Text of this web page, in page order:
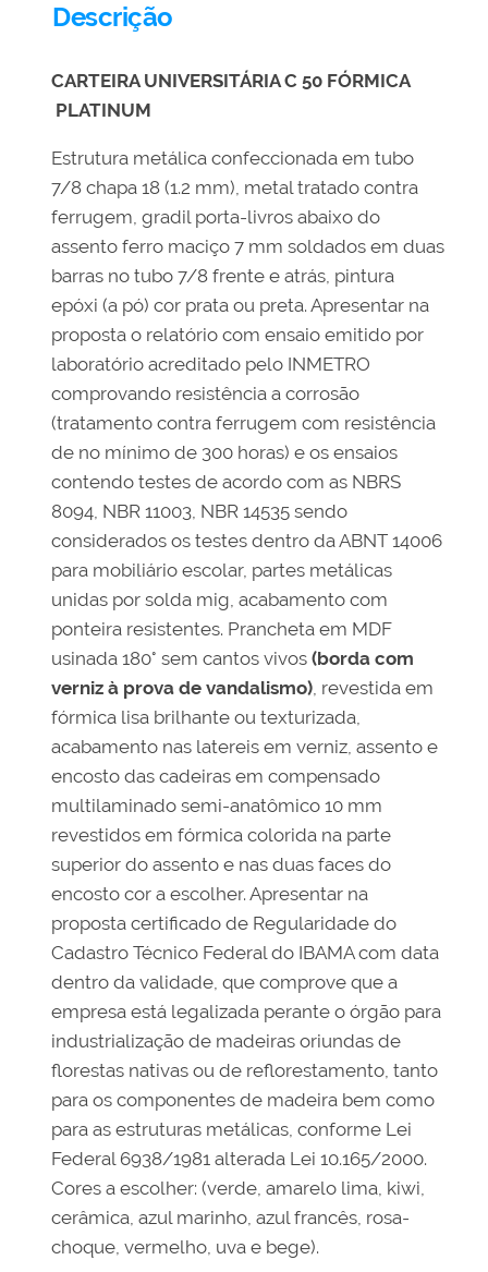
Descrição
CARTEIRA UNIVERSITÁRIA C 50 FÓRMICA
PLATINUM
Estrutura metálica confeccionada em tubo
7/8 chapa 18 (1.2 mm), metal tratado contra
ferrugem, gradil porta-livros abaixo do
assento ferro maciço 7 mm soldados em duas
barras no tubo 7/8 frente e atrás, pintura
epóxi (a pó) cor prata ou preta. Apresentar na
proposta o relatório com ensaio emitido por
laboratório acreditado pelo INMETRO
comprovando resistência a corrosão
(tratamento contra ferrugem com resistência
de no mínimo de 300 horas) e os ensaios
contendo testes de acordo com as NBRS
8094, NBR 11003, NBR 14535 sendo
considerados os testes dentro da ABNT 14006
para mobiliário escolar, partes metálicas
unidas por solda mig, acabamento com
ponteira resistentes. Prancheta em MDF
usinada 180° sem cantos vivos(borda com
verniz à prova de vandalismo), revestida em
fórmica lisa brilhante ou texturizada,
acabamento nas latereis em verniz, assento e
encosto das cadeiras em compensado
multilaminado semi-anatômico 10 mm
revestidos em fórmica colorida na parte
superior do assento e nas duas faces do
encosto cor a escolher. Apresentar na
proposta certificado de Regularidade do
Cadastro Técnico Federal do IBAMA com data
dentro da validade, que comprove que a
empresa está legalizada perante o órgão para
industrialização de madeiras oriundas de
florestas nativas ou de reflorestamento, tanto
para os componentes de madeira bem como
para as estruturas metálicas, conforme Lei
Federal 6938/1981 alterada Lei 10.165/2000.
Cores a escolher: (verde, amarelo lima, kiwi,
cerâmica, azul marinho, azul francês, rosa-
choque, vermelho, uva e bege).